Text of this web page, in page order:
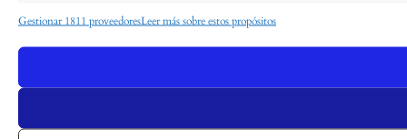
Gestionar 1811 proveedoresLeer más sobre estos propósitos